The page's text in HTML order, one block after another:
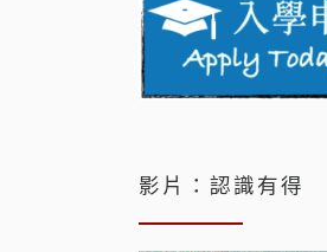
影片：認識有得